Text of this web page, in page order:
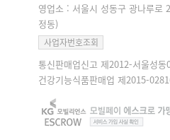
영업소 : 서울시 성동구 광나루로
정동)
사업자번호조회
통신판매업신고 제2012-서울성동
건강기능식품판매업 제2015-